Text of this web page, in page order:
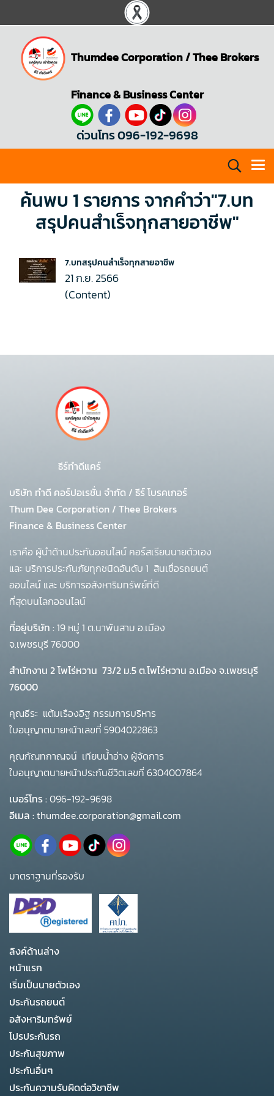
Thumdee Corporation/Thee Brokers
Finance & Business Center
ด่วนโทร 096-192-9698
ค้นพบ 1 รายการ จากคำว่า"7.บท
สรุปคนสำเร็จทุกสายอาชีพ"
7.บทสรุปคนสำเร็จทุกสายอาชีพ
21 ก.ย. 2566
(Content)
ธีร์ทำดีแคร์
บริษัท ทำดี คอร์ปอเรชั่น จำกัด / ธีร์ โบรคเกอร์
Thum Dee Corporation / Thee Brokers
Finance & Business Center
เราคือ ผู้นำด้านประกันออนไลน์ คอร์สเรียนนายตัวเอง
และ บริการประกันภัยทุกชนิดอันดับ 1 สินเชื่อรถยนต์
ออนไลน์ และ บริการอสังหาริมทรัพย์ที่ดี
ที่สุดบนโลกออนไลน์
ที่อยู่บริษัท : 19 หมู่ 1 ต.นาพันสาม อ.เมือง
จ.เพชรบุรี 76000
สำนักงาน 2 โพโร่หวาน 73/2 ม.5 ต.โพไร่หวาน อ.เมือง จ.เพชรบุรี
76000
คุณธีระ แต้มเรืองอิฐ กรรมการบริหาร
ใบอนุญาตนายหน้าเลขที่ 5904022863
คุณกัญทกาญจน์ เทียบน้ำอ่าง ผู้จัดการ
ใบอนุญาตนายหน้าประกันชีวิตเลขที่ 6304007864
เบอร์โทร :096-192-9698
อีเมล :thumdee.corporation@gmail.com
มาตราฐานที่รองรับ
ลิงค์ด้านล่าง
หน้าแรก
เริ่มเป็นนายตัวเอง
ประกันรถยนต์
อสังหาริมทรัพย์
โปรประกันรถ
ประกันสุขภาพ
ประกันอื่นๆ
ประกันความรับผิดต่อวิชาชีพ